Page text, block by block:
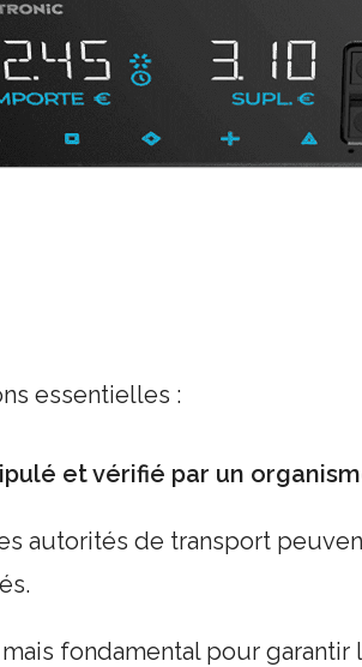
essentielles :
et vérifié par un
autorités de transport
fondamental pour garantir